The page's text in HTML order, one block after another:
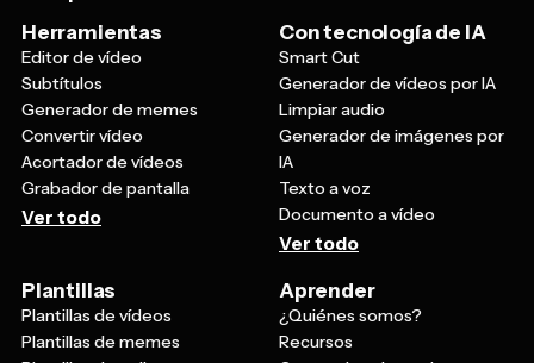
Subtítulos
Generador de memes
Convertir vídeo
Acortador de vídeos
Grabador de pantalla
Ver todo
Generador de vídeos por IA
Limpiar audio
Generador de imágenes por
IA
Texto a voz
Documento a vídeo
Ver todo
Plantillas de memes
Plantillas de collage
Vídeo de Instagram
Aprender
Recursos
Centro de asistencia
Blog